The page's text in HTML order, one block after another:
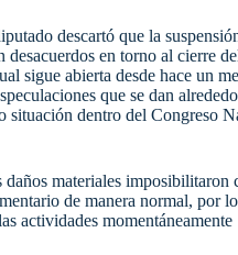
descartó que la
desacuerdos en torno al cierre
sigue abierta desde hace un
que se dan
situación dentro del Congreso
daños materiales imposibilitaron
de manera normal, por
actividades momentáneamente